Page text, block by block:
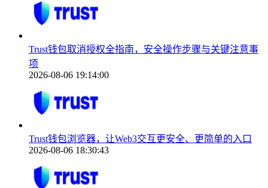
Trust钱包取消授权全指南，安全操作步骤与关键注意事
项
2026-08-06 19:14:00
Trust钱包浏览器，让Web3交互更安全、更简单的入口
2026-08-06 18:30:43